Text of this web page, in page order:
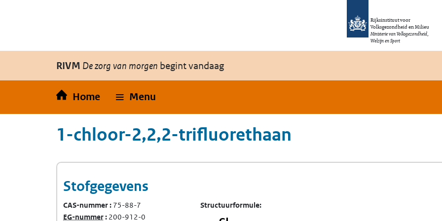
Rijksinstituut voor
Volksgezondheid en Milieu
Ministerie van Volksgezondheid,
Welzijn en Sport
RIVM De zorg van morgen begint vandaag
Home Menu
1-chloor-2,2,2-trifluorethaan
Stofgegevens
CAS-nummer 75-88-7
EG-nummer(Europees Gemeenschap-nummer)
200-912-0
Structuurformule